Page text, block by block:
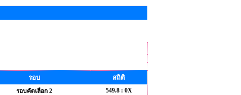
รอบ สถิติ
รอบคัดเลือก 2 549.8 : 0X